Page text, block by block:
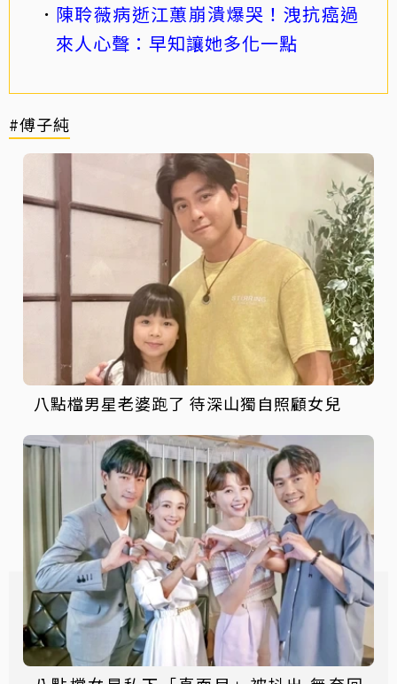
陳聆薇病逝江蕙崩潰爆哭！洩抗癌過
來人心聲：早知讓她多化一點
#傅子純
八點檔男星老婆跑了 待深山獨自照顧女兒